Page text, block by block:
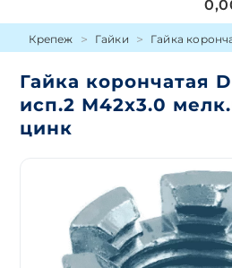
Крепеж Гайки Гайка
Гайка корончатая
исп.2 М42х3.0
цинк